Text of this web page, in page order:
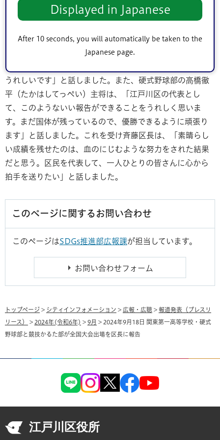
Displayed in Japanese
After 10 seconds, you will automatically be taken to the
Japanese page.
れた横断幕を携えた職員らが拍手でお出迎えしました。
果報告が行われました。その後、生徒一人ひとりが挨拶を
しました。個人戦で初優勝をした小西さんは、「個人戦の2
つと団体戦の優勝、3冠を江戸川区に持ち帰ることができて
うれしいです」と話しました。また、硬式野球部の高橋徹
平（たかはしてっぺい）主将は、「江戸川区の代表とし
て、このようないい報告ができることをうれしく思いま
す。まだ国体が残っているので、優勝できるように頑張り
ます」と話しました。これを受け斉藤区長は、「素晴らし
い成績を残せたのは、血のにじむような努力をされた結果
だと思う。区民を代表して、一人ひとりの皆さんに心から
拍手を送りたい」と話しました。
このページに関するお問い合わせ
このページはSDGs推進部広報課が担当しています。
トップページ > シティインフォメーション > 広報・広聴 > 報道発表（プレスリ
リース） > 2024年(令和6年) > 9月 > 2024年9月18日 関東第一高等学校・硬式
野球部と競技かるた部が全国大会出場を区長に報告
江戸川区役所